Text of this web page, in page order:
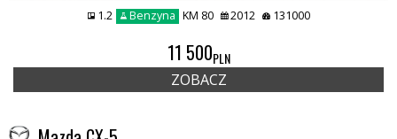
1.2 Benzyna KM 80 2012 131000
11 500PLN
ZOBACZ